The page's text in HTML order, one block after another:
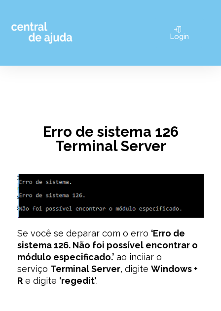
Pular
Login
Erro de sistema 126
Terminal Server
Se você se deparar com o erro ‘Erro de
sistema 126. Não foi possível encontrar o
módulo especificado.’ ao inciiar o
serviço Terminal Server, digite Windows +
R e digite ‘regedit’.